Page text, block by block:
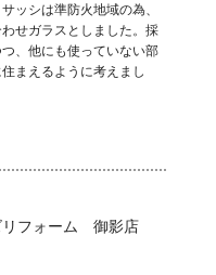
ッシは準防火地域の為、
せガラスとしました。採
、他にも使っていない部
まえるように考えまし
リフォーム 御影店